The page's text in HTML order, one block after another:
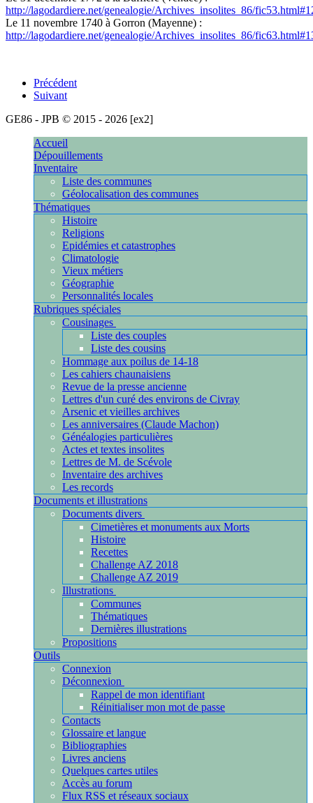
http://lagodardiere.net/genealogie/Archives_insolites_86/
Le 11 novembre 1740 à Gorron (Mayenne) :
http://lagodardiere.net/genealogie/Archives_insolites_86/
Précédent
Suivant
GE86 - JPB © 2015 - 2026 [ex2]
Accueil
Dépouillements
Inventaire
Liste des communes
Géolocalisation des communes
Thématiques
Histoire
Religions
Epidémies et catastrophes
Climatologie
Vieux métiers
Géographie
Personnalités locales
Rubriques spéciales
Cousinages
Liste des couples
Liste des cousins
Hommage aux poilus de 14-18
Les cahiers chaunaisiens
Revue de la presse ancienne
Lettres d'un curé des environs de Civray
Arsenic et vieilles archives
Les anniversaires (Claude Machon)
Généalogies particulières
Actes et textes insolites
Lettres de M. de Scévole
Inventaire des archives
Les records
Documents et illustrations
Documents divers
Cimetières et monuments aux Morts
Histoire
Recettes
Challenge AZ 2018
Challenge AZ 2019
Illustrations
Communes
Thématiques
Dernières illustrations
Propositions
Outils
Connexion
Déconnexion
Rappel de mon identifiant
Réinitialiser mon mot de passe
Contacts
Glossaire et langue
Bibliographies
Livres anciens
Quelques cartes utiles
Accès au forum
Flux RSS et réseaux sociaux